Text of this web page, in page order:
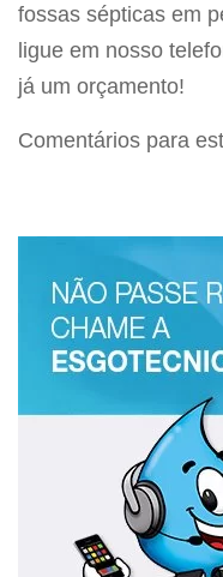
fossas sépticas em
ligue em nosso
já um orçamento!
Comentários para